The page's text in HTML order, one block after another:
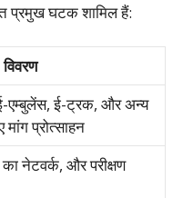
प्रमुख घटक शामिल हैं:
विवरण
एम्बुलेंस, ई-ट्रक, और अन्य
प्रोत्साहन
नेटवर्क, और परीक्षण